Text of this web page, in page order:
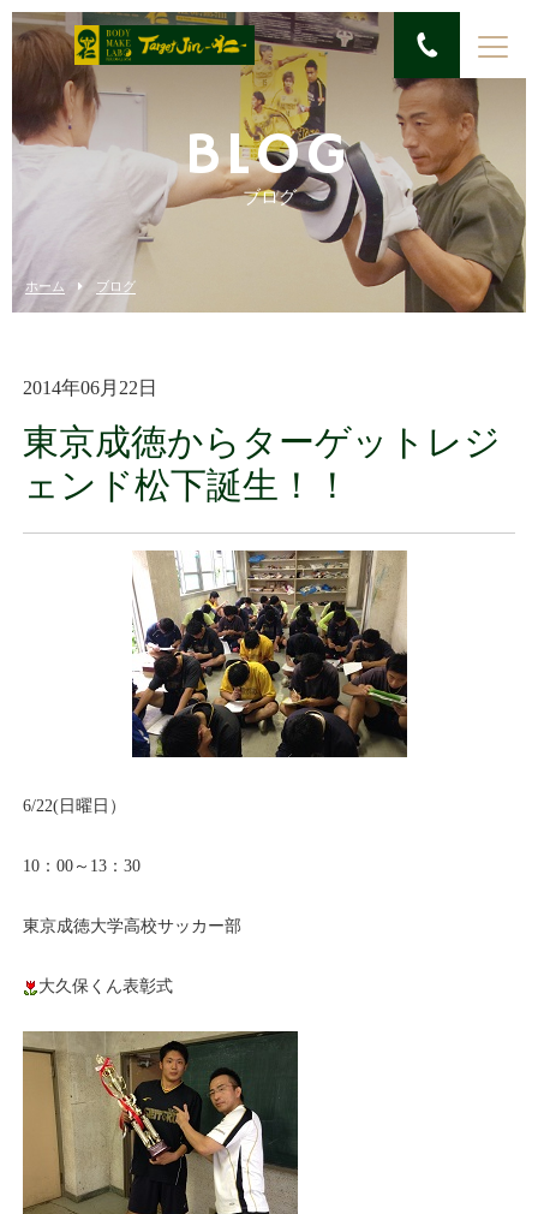
BLOG
ブログ
ホーム ブログ
2014年06月22日
東京成徳からターゲットレジ
ェンド松下誕生！！
6/22(日曜日）
10：00～13：30
東京成徳大学高校サッカー部
大久保くん表彰式